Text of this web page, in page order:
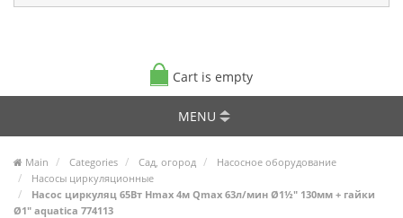
Cart is empty
MENU
Main Categories Сад, огород
Насосное оборудование
Насосы циркуляционные
Насос циркуляц 65Вт Hmax 4м Qmax 63л/мин Ø1½" 130мм + гайки
Ø1" aquatica 774113